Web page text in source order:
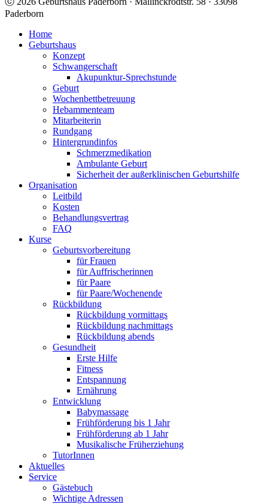
Paderborn
Home
Geburtshaus
Konzept
Schwangerschaft
Akupunktur-Sprechstunde
Geburt
Wochenbettbetreuung
Hebammenteam
Mitarbeiterin
Rundgang
Hintergrundinfos
Schmerzmedikation
Ambulante Geburt
Sicherheit der außerklinischen Geburtshilfe
Organisation
Leitbild
Kosten
Behandlungsvertrag
FAQ
Kurse
Geburtsvorbereitung
für Frauen
für Auffrischerinnen
für Paare
für Paare/Wochenende
Rückbildung
Rückbildung vormittags
Rückbildung nachmittags
Rückbildung abends
Gesundheit
Erste Hilfe
Fitness
Entspannung
Ernährung
Entwicklung
Babymassage
Frühförderung bis 1 Jahr
Frühförderung ab 1 Jahr
Musikalische Früherziehung
TutorInnen
Aktuelles
Service
Gästebuch
Wichtige Adressen